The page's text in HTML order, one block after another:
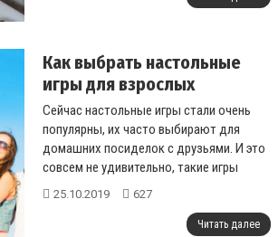
Как выбрать настольные
игры для взрослых
Сейчас настольные игры стали очень
популярны, их часто выбирают для
домашних посиделок с друзьями. И это
совсем не удивительно, такие игры
станут отличным дополнением для
25.10.2019 627
Читать далее